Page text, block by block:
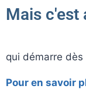
Mais c'est
qui démarre
Pour en savoir